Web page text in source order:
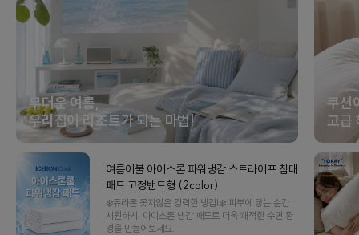
무더운 여름,
우리집이 리조트가 되는 마법!
여름이불 아이스론 파워냉감 스트라이프 침대
패드 고정밴드형 (2color)
❄️듀라론 못지않은 강력한 냉감!❄️ 피부에 닿는 순간
시원하게. 아이스론 냉감 패드로 더욱 쾌적한 수면 환
경을 만들어보세요.
쿠션
고급